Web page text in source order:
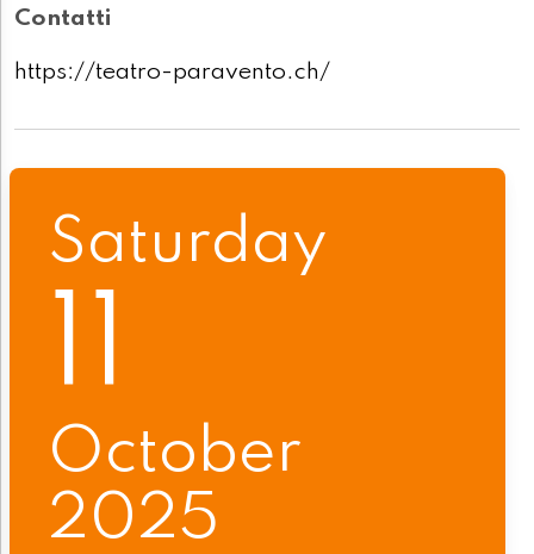
Contatti
https://teatro-paravento.ch/
Saturday
11
October
2025